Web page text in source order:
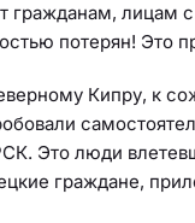
гражданам,
потерян! Это
Кипру, к
Это люди
граждане,